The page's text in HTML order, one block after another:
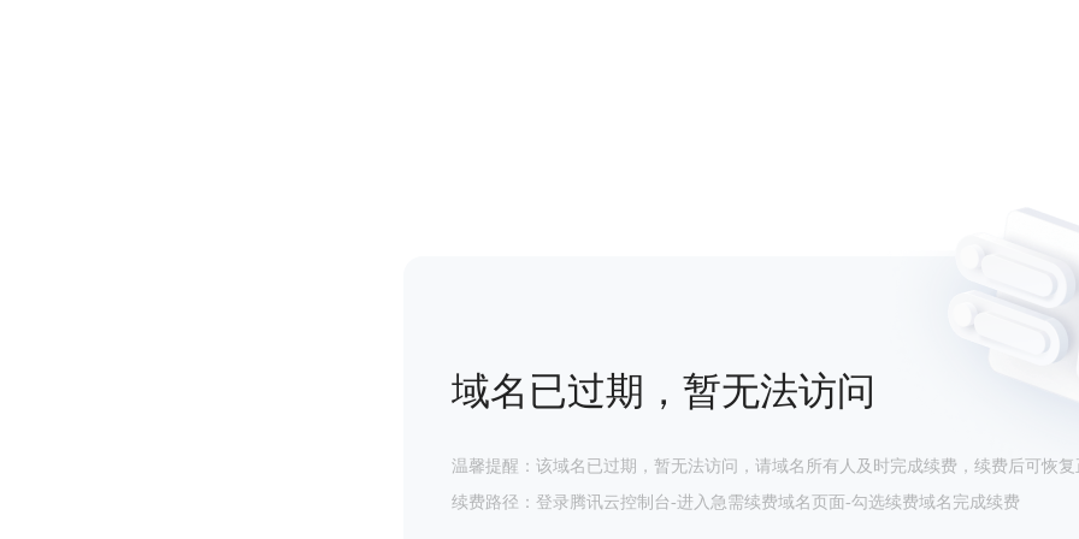
域名已过期，暂无法访问
温馨提醒：该域名已过期，暂无法访问，请域名所有人及时完成续费，续费后可恢复
续费路径：登录腾讯云控制台-进入急需续费域名页面-勾选续费域名完成续费